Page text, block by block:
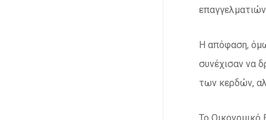
Η απόφαση,
συνέχισαν να
των κερδών,